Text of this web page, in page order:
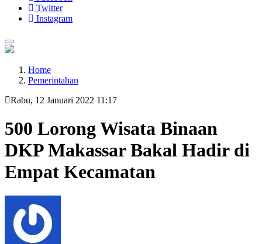
Twitter
Instagram
Home
Pemerintahan
Rabu, 12 Januari 2022 11:17
500 Lorong Wisata Binaan
DKP Makassar Bakal Hadir di
Empat Kecamatan